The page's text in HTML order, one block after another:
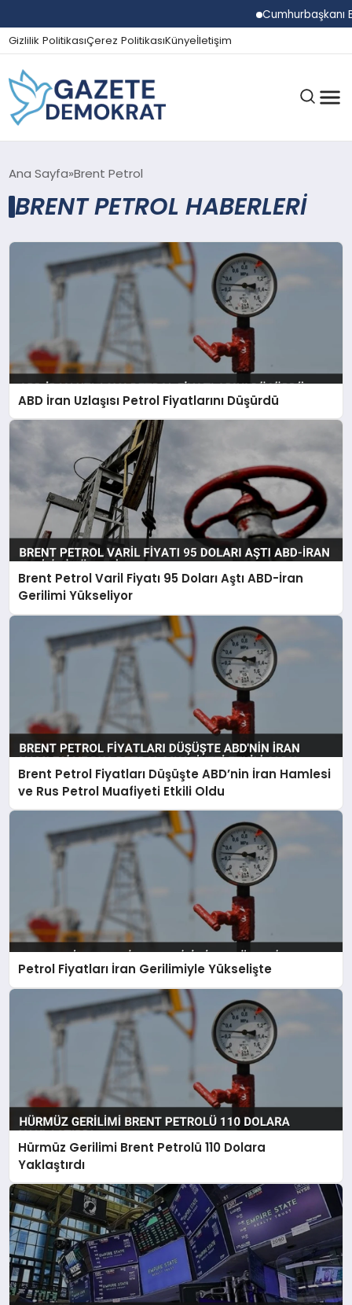
Cumhurbaşkanı
Gizlilik PolitikasıÇerez PolitikasıKünyeİletişim
GÜNDEM
SPOR
MAGAZIN
SAĞLIK
DÜNYA
YAŞAM
Ana Sayfa Brent Petrol
BRENT PETROL HABERLERI
ABD İran Uzlaşısı Petrol Fiyatlarını Düşürdü
Brent Petrol Varil Fiyatı 95 Doları Aştı ABD-İran
Gerilimi Yükseliyor
Brent Petrol Fiyatları Düşüşte ABD’nin İran Hamlesi
ve Rus Petrol Muafiyeti Etkili Oldu
Petrol Fiyatları İran Gerilimiyle Yükselişte
Hürmüz Gerilimi Brent Petrolü 110 Dolara
Yaklaştırdı